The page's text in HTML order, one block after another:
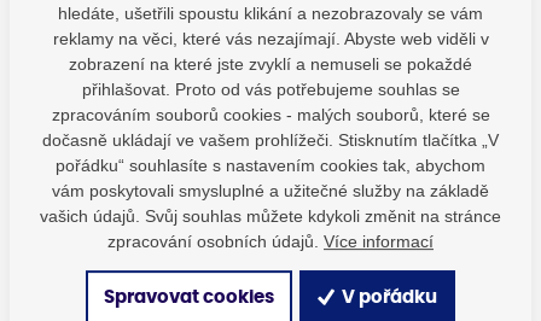
Na první zastávce „Městský úřad“:Do centra cca 500
metrů.
Na druhé zastávce „u Hotelu Veba“:Taktéž cca 500
metrů, pokud si přejete zahájit návštěvu občerstvením.
Pokud přijedete na kole
K dispozici jecyklodůms úschovnou, sociálním zázemím a
informačním kioskem. Cyklodům se nachází při parkovišti u
zahrady. Do muzea je to z něj „coby kamenem dohodil“.
hledáte, ušetřili spoustu klikání a nezobrazovaly se vám
reklamy na věci, které vás nezajímají. Abyste web viděli v
zobrazení na které jste zvyklí a nemuseli se pokaždé
přihlašovat. Proto od vás potřebujeme souhlas se
zpracováním souborů cookies - malých souborů, které se
dočasně ukládají ve vašem prohlížeči. Stisknutím tlačítka „V
pořádku“ souhlasíte s nastavením cookies tak, abychom
vám poskytovali smysluplné a užitečné služby na základě
vašich údajů. Svůj souhlas můžete kdykoli změnit na stránce
zpracování osobních údajů. Více informací
Spravovat cookies V pořádku